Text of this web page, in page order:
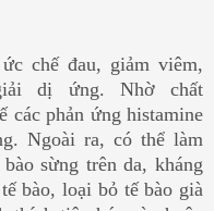
chế đau, giảm viêm,
dị ứng. Nhờ chất
các phản ứng histamine
Ngoài ra, có thể làm
sừng trên da, kháng
bào, loại bỏ tế bào già